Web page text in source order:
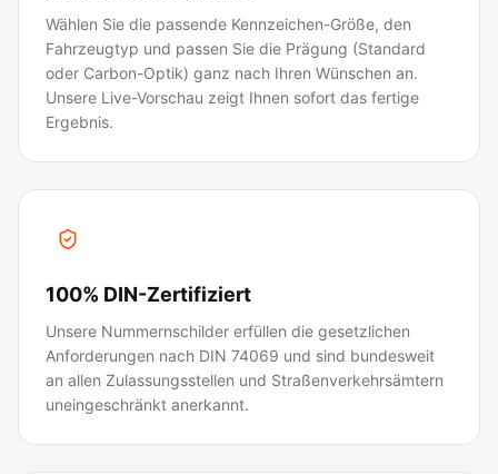
Wählen Sie die passende Kennzeichen-Größe, den
Fahrzeugtyp und passen Sie die Prägung (Standard
oder Carbon-Optik) ganz nach Ihren Wünschen an.
Unsere Live-Vorschau zeigt Ihnen sofort das fertige
Ergebnis.
100% DIN-Zertifiziert
Unsere Nummernschilder erfüllen die gesetzlichen
Anforderungen nach DIN 74069 und sind bundesweit
an allen Zulassungsstellen und Straßenverkehrsämtern
uneingeschränkt anerkannt.